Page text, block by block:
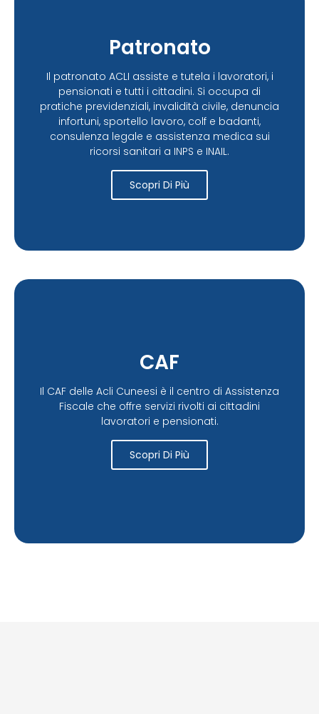
Patronato
Il patronato ACLI assiste e tutela i lavoratori, i
pensionati e tutti i cittadini. Si occupa di
pratiche previdenziali, invalidità civile, denuncia
infortuni, sportello lavoro, colf e badanti,
consulenza legale e assistenza medica sui
ricorsi sanitari a INPS e INAIL.
Scopri Di Più
CAF
Il CAF delle Acli Cuneesi è il centro di Assistenza
Fiscale che offre servizi rivolti ai cittadini
lavoratori e pensionati.
Scopri Di Più